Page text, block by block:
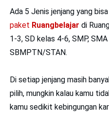
Ada 5 Jenis jenjang yang
paket Ruangbelajar di
1-3, SD kelas 4-6, SMP,
SBMPTN/STAN.
Di setiap jenjang masih
pilih, mungkin kalau kamu
kamu sedikit kebingungan